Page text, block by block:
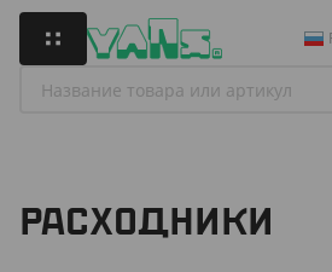
РАСХОДНИКИ